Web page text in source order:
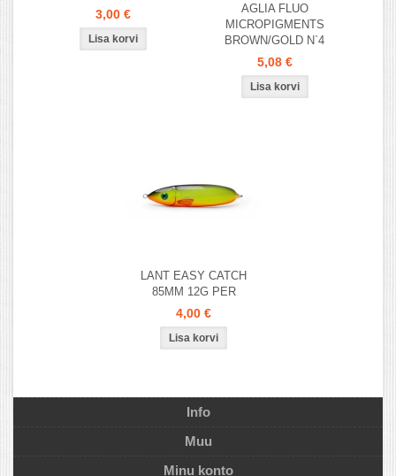
3,00 €
AGLIA FLUO
MICROPIGMENTS
BROWN/GOLD N`4
5,08 €
LANT EASY CATCH
85MM 12G PER
4,00 €
Info
Muu
Minu konto